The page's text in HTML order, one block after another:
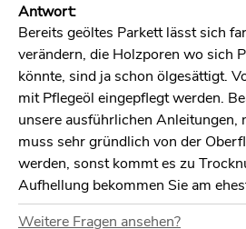
Antwort:
Bereits geöltes Parkett lässt sich
verändern, die Holzporen wo sich
könnte, sind ja schon ölgesättigt.
mit Pflegeöl eingepflegt werden.
unsere ausführlichen Anleitungen,
muss sehr gründlich von der
werden, sonst kommt es zu
Aufhellung bekommen Sie am
extraweiß und durch
Weitere Fragen ansehen?